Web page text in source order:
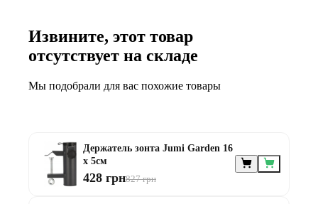
Бежевый
Извините, этот товар
отсутствует на складе
Мы подобрали для вас похожие товары
Держатель зонта Jumi Garden 16
х 5см
428 грн827 грн